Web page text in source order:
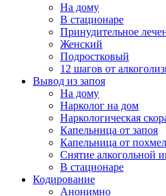
На дому
В стационаре
Принудительное
Женский
Подростковый
12 шагов от
Вывод из запоя
На дому
Нарколог на дом
Наркологическая
Капельница от запоя
Капельница от
Снятие алкогольной
В стационаре
Кодирование
Анонимно